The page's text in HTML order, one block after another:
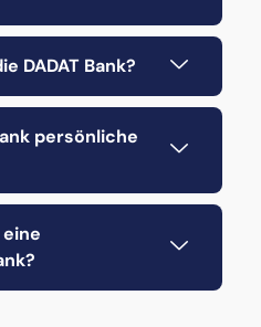
DADAT Bank?
persönliche
eine